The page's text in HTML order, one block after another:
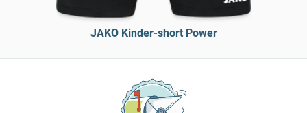
JAKO Kinder-short Power